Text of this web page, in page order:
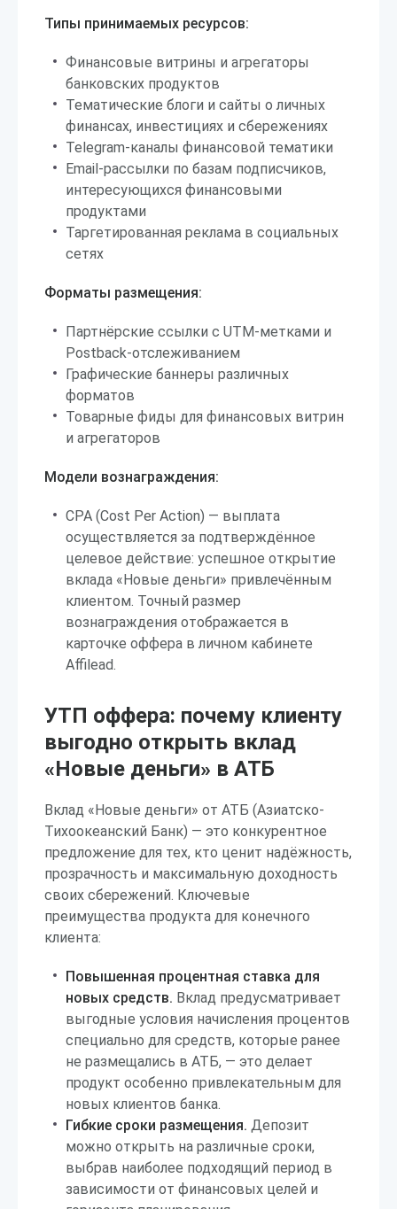
Типы принимаемых ресурсов:
Финансовые витрины и агрегаторы
банковских продуктов
Тематические блоги и сайты о личных
финансах, инвестициях и сбережениях
Telegram-каналы финансовой тематики
Email-рассылки по базам подписчиков,
интересующихся финансовыми
продуктами
Таргетированная реклама в социальных
сетях
Форматы размещения:
Партнёрские ссылки с UTM-метками и
Postback-отслеживанием
Графические баннеры различных
форматов
Товарные фиды для финансовых витрин
и агрегаторов
Модели вознаграждения:
CPA (Cost Per Action) — выплата
осуществляется за подтверждённое
целевое действие: успешное открытие
вклада «Новые деньги» привлечённым
клиентом. Точный размер
вознаграждения отображается в
карточке оффера в личном кабинете
Affilead.
УТП оффера: почему клиенту
выгодно открыть вклад
«Новые деньги» в АТБ
Вклад «Новые деньги» от АТБ (Азиатско-
Тихоокеанский Банк) — это конкурентное
предложение для тех, кто ценит надёжность,
прозрачность и максимальную доходность
своих сбережений. Ключевые
преимущества продукта для конечного
клиента:
Повышенная процентная ставка для
новых средств. Вклад предусматривает
выгодные условия начисления процентов
специально для средств, которые ранее
не размещались в АТБ, — это делает
продукт особенно привлекательным для
новых клиентов банка.
Гибкие сроки размещения. Депозит
можно открыть на различные сроки,
выбрав наиболее подходящий период в
зависимости от финансовых целей и